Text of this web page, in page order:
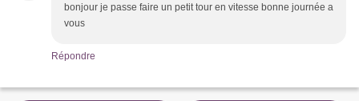
bonjour je passe faire un petit tour en vitesse bonne journée a
vous
Répondre